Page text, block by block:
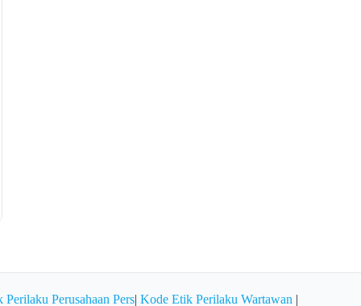
Perusahaan Pers| Kode Etik Perilaku Wartawan |